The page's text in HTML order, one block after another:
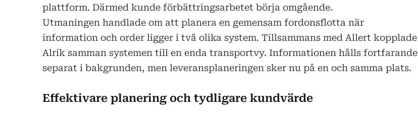
plattform. Därmed kunde förbättringsarbetet börja omgående.
Utmaningen handlade om att planera en gemensam fordonsflotta när
information och order ligger i två olika system. Tillsammans med Allert kopplade
Alrik samman systemen till en enda transportvy. Informationen hålls fortfarande
separat i bakgrunden, men leveransplaneringen sker nu på en och samma plats.
Effektivare planering och tydligare kundvärde